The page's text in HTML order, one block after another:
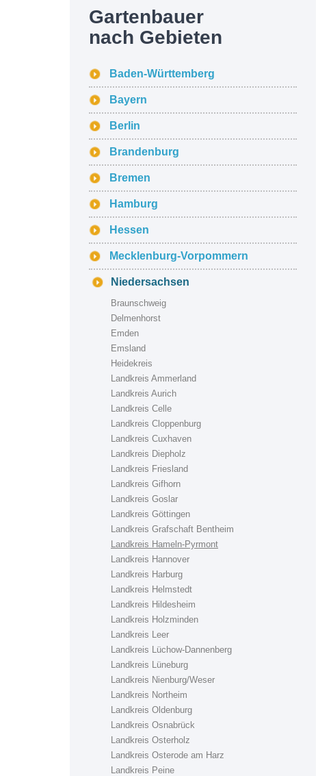
Gartenbauer
nach Gebieten
Baden-Württemberg
Bayern
Berlin
Brandenburg
Bremen
Hamburg
Hessen
Mecklenburg-Vorpommern
Niedersachsen
Braunschweig
Delmenhorst
Emden
Emsland
Heidekreis
Landkreis Ammerland
Landkreis Aurich
Landkreis Celle
Landkreis Cloppenburg
Landkreis Cuxhaven
Landkreis Diepholz
Landkreis Friesland
Landkreis Gifhorn
Landkreis Goslar
Landkreis Göttingen
Landkreis Grafschaft Bentheim
Landkreis Hameln-Pyrmont
Landkreis Hannover
Landkreis Harburg
Landkreis Helmstedt
Landkreis Hildesheim
Landkreis Holzminden
Landkreis Leer
Landkreis Lüchow-Dannenberg
Landkreis Lüneburg
Landkreis Nienburg/Weser
Landkreis Northeim
Landkreis Oldenburg
Landkreis Osnabrück
Landkreis Osterholz
Landkreis Osterode am Harz
Landkreis Peine